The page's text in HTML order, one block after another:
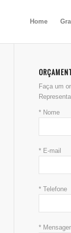
Home
Faça um
* Nome
* E-mail
* Telefone
*